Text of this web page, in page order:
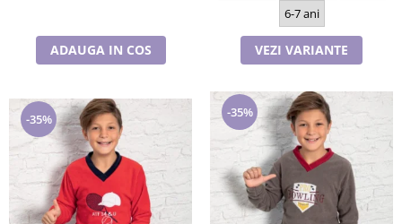
ADAUGA IN COS
6-7 ani
VEZI VARIANTE
-35% -35%